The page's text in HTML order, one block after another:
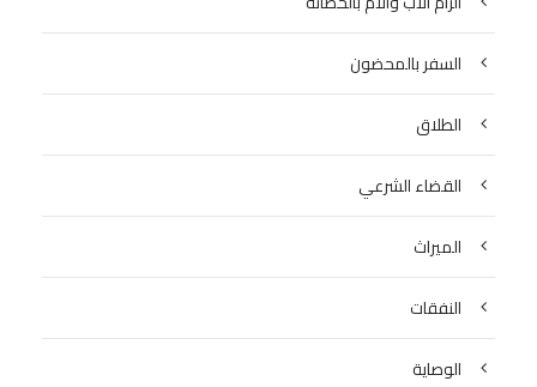
السفر بالمحضون
الطلاق
القضاء الشرعي
الميراث
النفقات
الوصاية